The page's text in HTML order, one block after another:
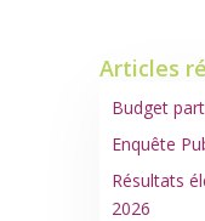
Articles
Budget
Enquête
Résultats
2026